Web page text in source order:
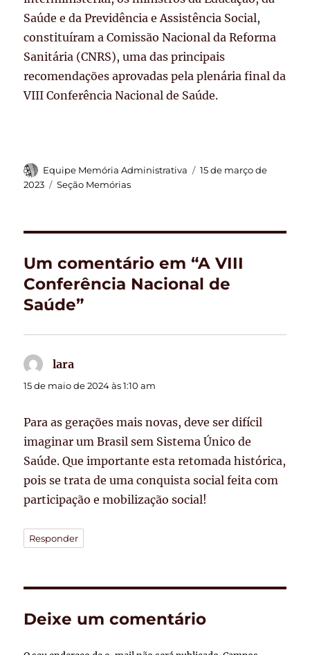
Saúde e da Previdência e Assistência Social,
constituíram a Comissão Nacional da Reforma
Sanitária (CNRS), uma das principais
recomendações aprovadas pela plenária final da
VIII Conferência Nacional de Saúde.
Autor
Equipe Memória Administrativa
Publicado
15 de março de
2023
Categorias
Seção Memórias
Um comentário em “A VIII
Conferência Nacional de
Saúde”
lara
15 de maio de 2024 às 1:10 am
Para as gerações mais novas, deve ser difícil
imaginar um Brasil sem Sistema Único de
Saúde. Que importante esta retomada histórica,
pois se trata de uma conquista social feita com
participação e mobilização social!
Responder
Deixe um comentário